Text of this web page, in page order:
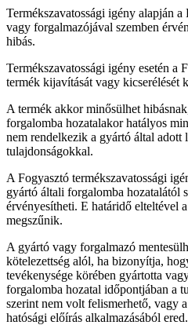
Termékszavatossági igény alapján
vagy forgalmazójával szemben
hibás.
Termékszavatossági igény esetén a
termék kijavítását vagy kicserélését
A termék akkor minősülhet
forgalomba hozatalakor hatályos
nem rendelkezik a gyártó által adott
tulajdonságokkal.
A Fogyasztó termékszavatossági
gyártó általi forgalomba hozatalától
érvényesítheti. E határidő elteltével
megszűnik.
A gyártó vagy forgalmazó
kötelezettség alól, ha bizonyítja,
tevékenysége körében gyártotta
forgalomba hozatal időpontjában a
szerint nem volt felismerhető, vagy
hatósági előírás alkalmazásából ered.